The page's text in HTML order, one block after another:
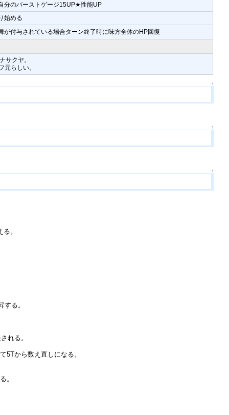
分のバーストゲージ15UP★性能UP
始める
が付与されている場合ターン終了時に味方全体のHP回復
サクヤ。
元らしい。
↑
↑
↑
。
る。
れる。
5Tから数え直しになる。
。